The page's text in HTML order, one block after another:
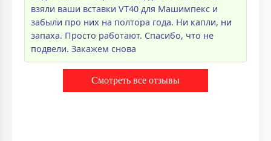
взяли ваши вставки VT40 для Машимпекс и
забыли про них на полтора года. Ни капли, ни
запаха. Просто работают. Спасибо, что не
подвели. Закажем снова
Смотреть все отзывы